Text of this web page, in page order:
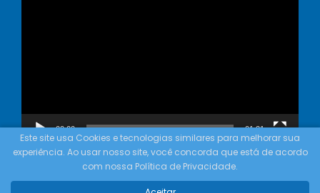
00:00 01:21
© Copyright 2023 - Rainhas Misticas® - Todos os direitos
Este site usa Cookies e tecnologias similares para melhorar sua
experiência. Ao usar nosso site, você concorda que está de acordo
com nossa Política de Privacidade.